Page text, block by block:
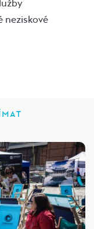
neziskové